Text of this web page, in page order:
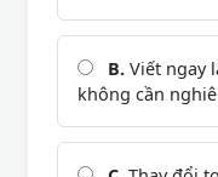
B. Viết ngay
không cần